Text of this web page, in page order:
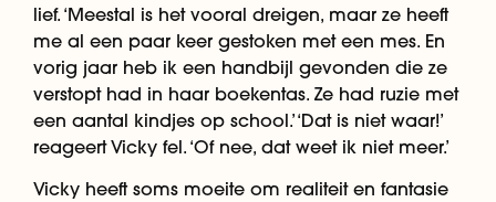
lief. ‘Meestal is het vooral dreigen, maar ze heeft
me al een paar keer gestoken met een mes. En
vorig jaar heb ik een handbijl gevonden die ze
verstopt had in haar boekentas. Ze had ruzie met
een aantal kindjes op school.’ ‘Dat is niet waar!’
reageert Vicky fel. ‘Of nee, dat weet ik niet meer.’
Vicky heeft soms moeite om realiteit en fantasie